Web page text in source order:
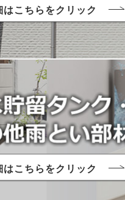
はこちらをクリック
はこちらをクリック